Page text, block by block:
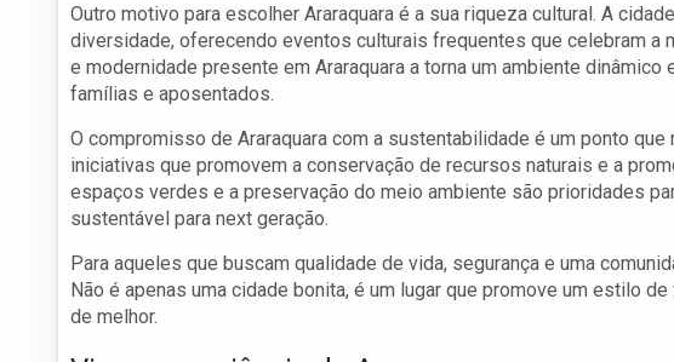
Outro motivo para escolher Araraquara é a sua riqueza cultural. A
diversidade, oferecendo eventos culturais frequentes que celebram a
e modernidade presente em Araraquara a torna um ambiente
famílias e aposentados.
O compromisso de Araraquara com a sustentabilidade é um ponto
iniciativas que promovem a conservação de recursos naturais e a
espaços verdes e a preservação do meio ambiente são prioridades
sustentável para next geração.
Para aqueles que buscam qualidade de vida, segurança e uma
Não é apenas uma cidade bonita, é um lugar que promove um estilo
de melhor.